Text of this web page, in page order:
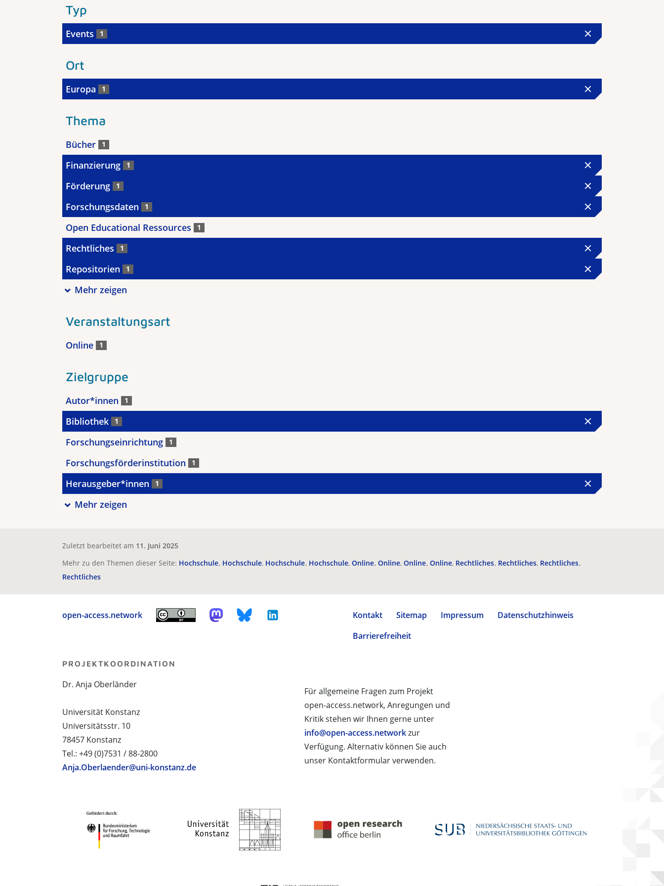
Typ
Events 1
Ort
Europa 1
Thema
Bücher 1
Finanzierung 1
Förderung 1
Forschungsdaten 1
Open Educational Ressources 1
Rechtliches 1
Repositorien 1
Mehr zeigen
Veranstaltungsart
Online 1
Zielgruppe
Autor*innen 1
Bibliothek 1
Forschungseinrichtung 1
Forschungsförderinstitution 1
Herausgeber*innen 1
Mehr zeigen
Zuletzt bearbeitet am 11. Juni 2025
Mehr zu den Themen dieser Seite: Hochschule Hochschule Hochschule Hochschule Online Online Online Online Rechtliches Rechtliches Rechtliches
Rechtliches
open-access.network Kontakt Sitemap Impressum
Datenschutzhinweis
Barrierefreiheit
Für allgemeine Fragen zum Projekt
open-access.network, Anregungen und
Kritik stehen wir Ihnen gerne unter
info@open-access.networkzur
Verfügung. Alternativ können Sie auch
unser Kontaktformular verwenden.
PROJEKTKOORDINATION
Dr. Anja Oberländer
Universität Konstanz
Universitätsstr. 10
78457 Konstanz
Tel.: +49 (0)7531 / 88-2800
Anja.Oberlaender@uni-konstanz.de